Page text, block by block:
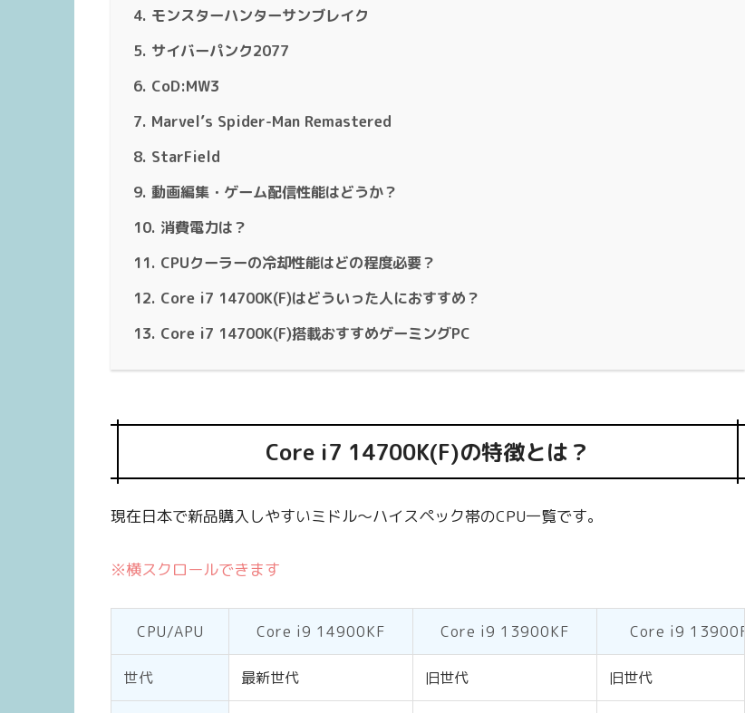
モンスターハンターサンブレイク
サイバーパンク2077
CoD:MW3
Marvel’s Spider-Man Remastered
StarField
動画編集・ゲーム配信性能はどうか？
消費電力は？
CPUクーラーの冷却性能はどの程度必要？
Core i7 14700K(F)はどういった人におすすめ？
Core i7 14700K(F)搭載おすすめゲーミングPC
Core i7 14700K(F)の特徴とは？
現在日本で新品購入しやすいミドル～ハイスペック帯のCPU一覧です。
※横スクロールできます
CPU/APU Core i9 14900KF Core i9 13900KF Core i9 13900F
世代 最新世代 旧世代 旧世代